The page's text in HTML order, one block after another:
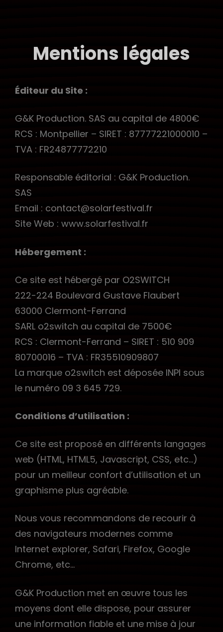
Mentions légales
Éditeur du Site :
G&K Production. SAS au capital de 4800€
RCS : Montpellier – SIRET : 87777221000010 –
TVA : FR24877772210
Responsable éditorial : G&K Production.
SAS
Email : contact@solarfestival.fr
Site Web : www.solarfestival.fr
Hébergement :
Ce site est hébergé par O2SWITCH
222-224 Boulevard Gustave Flaubert
63000 Clermont-Ferrand
SARL o2switch au capital de 7500€
RCS : Clermont-Ferrand – SIRET : 510 909
80700016 – TVA : FR35510909807
La marque o2switch est déposée INPI sous
le numéro 09 3 645 729.
Conditions d’utilisation :
Ce site est proposé en différents langages
web (HTML, HTML5, Javascript, CSS, etc…)
pour un meilleur confort d’utilisation et un
graphisme plus agréable.
Nous vous recommandons de recourir à
des navigateurs modernes comme
Internet explorer, Safari, Firefox, Google
Chrome, etc…
G&K Production met en œuvre tous les
moyens dont elle dispose, pour assurer
une information fiable et une mise à jour